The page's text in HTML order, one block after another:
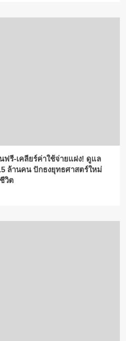
รี-เคลียร์ค่าใช้จ่ายแฝง! ดูแล
ล้านคน ปักธงยุทธศาสตร์ใหม่
วิต